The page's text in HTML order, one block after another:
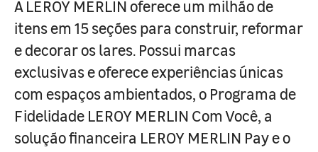
A LEROY MERLIN oferece um milhão de
itens em 15 seções para construir, reformar
e decorar os lares. Possui marcas
exclusivas e oferece experiências únicas
com espaços ambientados, o Programa de
Fidelidade LEROY MERLIN Com Você, a
solução financeira LEROY MERLIN Pay e o